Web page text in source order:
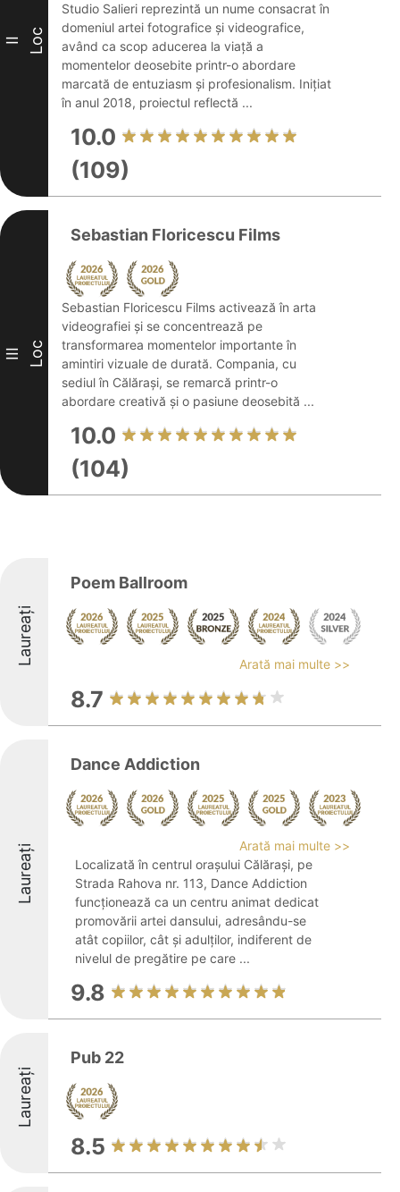
II Loc
Studio Salieri reprezintă un nume consacrat în
domeniul artei fotografice și videografice,
având ca scop aducerea la viață a
momentelor deosebite printr-o abordare
marcată de entuziasm și profesionalism. Inițiat
în anul 2018, proiectul reflectă ...
10.0
(109)
III Loc
Sebastian Floricescu Films
Sebastian Floricescu Films activează în arta
videografiei și se concentrează pe
transformarea momentelor importante în
amintiri vizuale de durată. Compania, cu
sediul în Călărași, se remarcă printr-o
abordare creativă și o pasiune deosebită ...
10.0
(104)
Laureați
Poem Ballroom
Arată mai multe >>
8.7
Laureați
Dance Addiction
Arată mai multe >>
Localizată în centrul orașului Călărași, pe
Strada Rahova nr. 113, Dance Addiction
funcționează ca un centru animat dedicat
promovării artei dansului, adresându-se
atât copiilor, cât și adulților, indiferent de
nivelul de pregătire pe care ...
9.8
Laureați
Pub 22
8.5